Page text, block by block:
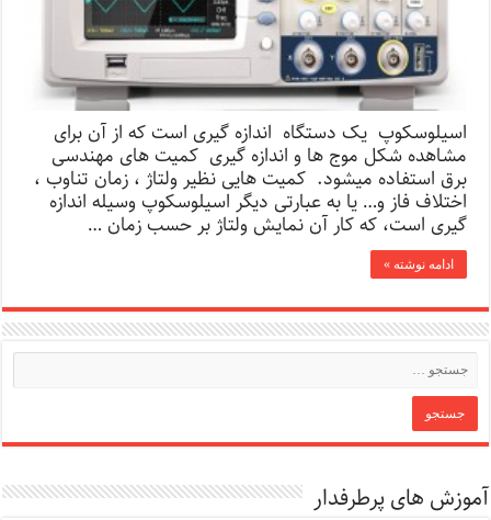
اسیلوسکوپ یک دستگاه اندازه گیری است که از آن برای
مشاهده شکل موج ها و اندازه گیری کمیت های مهندسی
برق استفاده میشود. کمیت هایی نظیر ولتاژ ، زمان تناوب ،
اختلاف فاز و… یا به عبارتی دیگر اسیلوسکوپ وسیله اندازه
گیری است، که کار آن نمایش ولتاژ بر حسب زمان …
ادامه نوشته »
آموزش های پرطرفدار